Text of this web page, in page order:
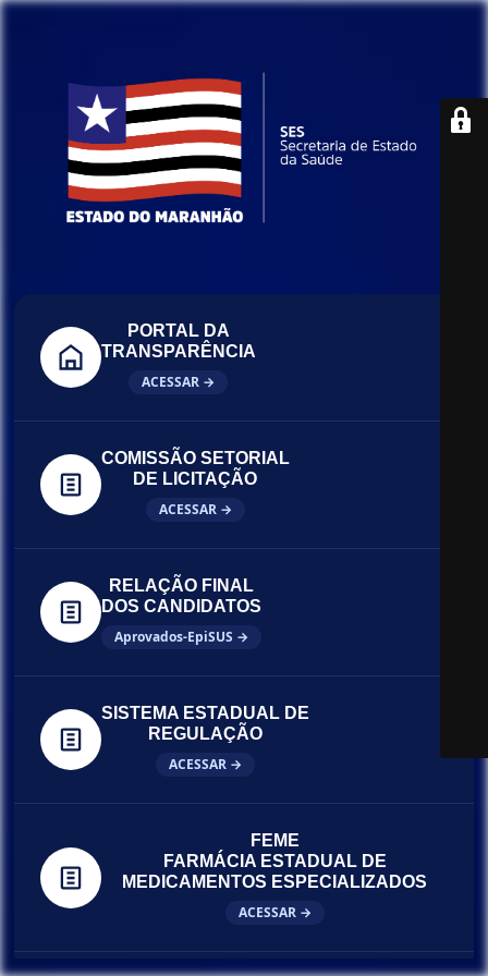
PORTAL DA
TRANSPARÊNCIA
ACESSAR →
COMISSÃO SETORIAL
DE LICITAÇÃO
ACESSAR →
RELAÇÃO FINAL
DOS CANDIDATOS
Aprovados-EpiSUS →
SISTEMA ESTADUAL DE
REGULAÇÃO
ACESSAR →
FEME
FARMÁCIA ESTADUAL DE
MEDICAMENTOS ESPECIALIZADOS
ACESSAR →